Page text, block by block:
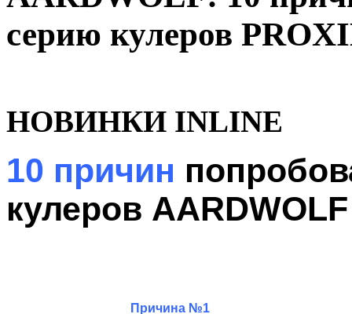
серию кулеров
НОВИНКИ INLINE
10 причин
кулеров AARDWOLF
Причина №1